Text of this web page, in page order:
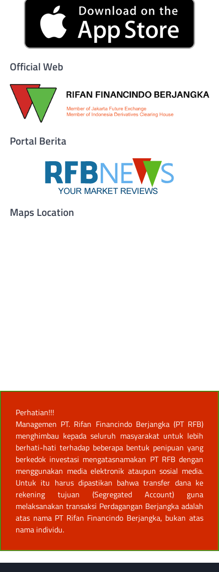
Official Web
Portal Berita
Maps Location
Perhatian!!!
Managemen PT. Rifan Financindo Berjangka (PT RFB)
menghimbau kepada seluruh masyarakat untuk lebih
berhati-hati terhadap beberapa bentuk penipuan yang
berkedok investasi mengatasnamakan PT RFB dengan
menggunakan media elektronik ataupun sosial media.
Untuk itu harus dipastikan bahwa transfer dana ke
rekening tujuan (Segregated Account) guna
melaksanakan transaksi Perdagangan Berjangka adalah
atas nama PT Rifan Financindo Berjangka, bukan atas
nama individu.